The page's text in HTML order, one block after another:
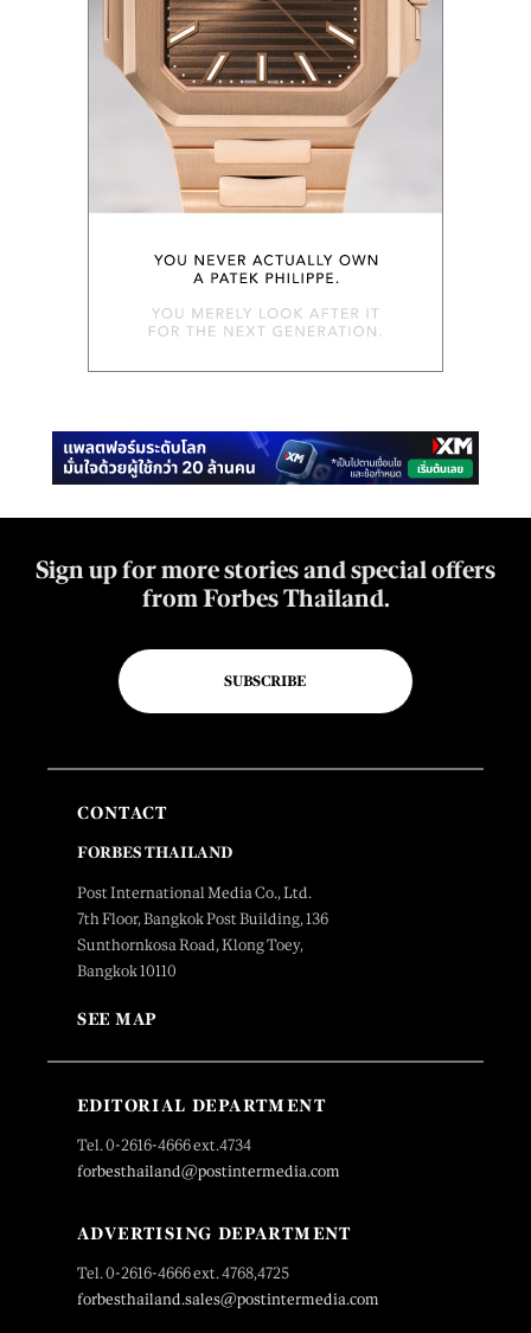
Sign up for more stories and special offers
from Forbes Thailand.
SUBSCRIBE
CONTACT
FORBES THAILAND
Post International Media Co., Ltd.
7th Floor, Bangkok Post Building, 136
Sunthornkosa Road, Klong Toey,
Bangkok 10110
SEE MAP
EDITORIAL DEPARTMENT
Tel. 0-2616-4666 ext.4734
forbesthailand@postintermedia.com
ADVERTISING DEPARTMENT
Tel. 0-2616-4666 ext. 4768,4725
forbesthailand.sales@postintermedia.com